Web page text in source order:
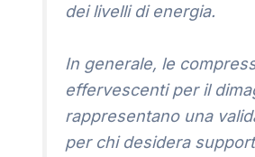
dei livelli di energia.
In generale, le
effervescenti per il
rappresentano una
per chi desidera